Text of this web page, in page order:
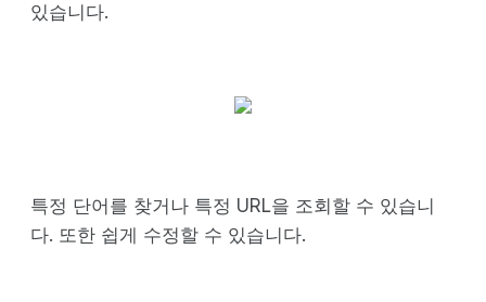
있습니다.
특정 단어를 찾거나 특정 URL을 조회할 수 있습니
다. 또한 쉽게 수정할 수 있습니다.